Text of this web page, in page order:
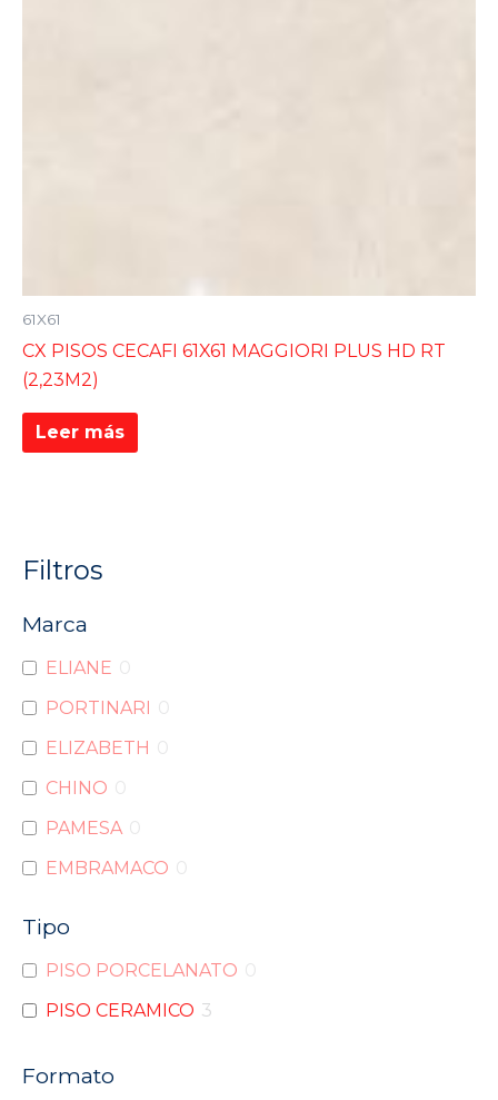
Filtros
Marca
ELIANE 0
PORTINARI 0
ELIZABETH 0
CHINO 0
PAMESA 0
EMBRAMACO 0
CECAFI
Tipo
PISO PORCELANATO 0
PISO CERAMICO 3
Formato
61X61
CX PISOS CECAFI 61X61 MAGGIORI PLUS HD RT
(2,23M2)
Leer más